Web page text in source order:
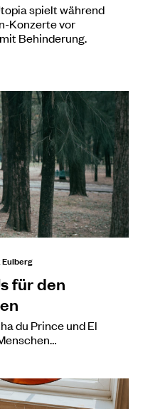
spielt während
Konzerte vor
Behinderung.
Eulberg
für den
du Prince und El